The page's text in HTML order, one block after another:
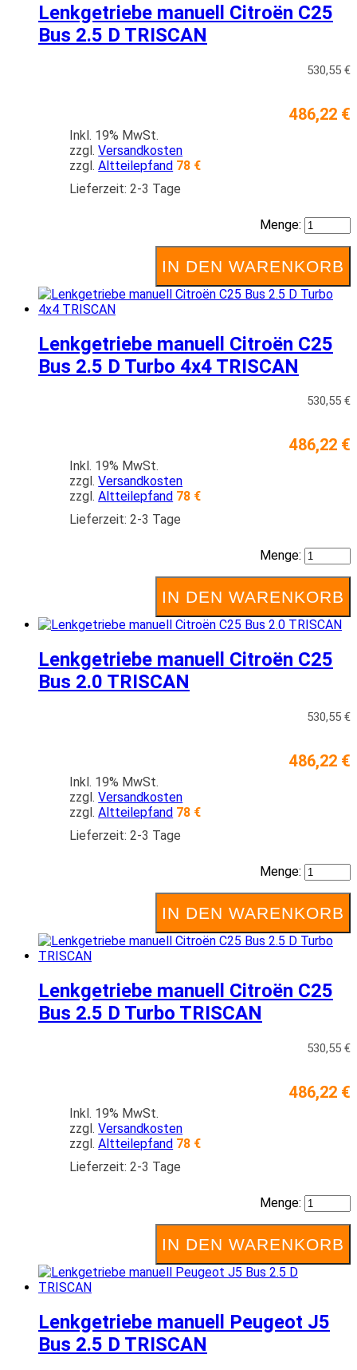
Lenkgetriebe manuell Citroën C25
Bus 2.5 D TRISCAN
530,55 €
486,22 €
Inkl. 19% MwSt.
zzgl.Versandkosten
zzgl.Altteilepfand 78 €
Lieferzeit: 2-3 Tage
Menge:
IN DEN WARENKORB
Lenkgetriebe manuell Citroën C25
Bus 2.5 D Turbo 4x4 TRISCAN
530,55 €
486,22 €
Inkl. 19% MwSt.
zzgl.Versandkosten
zzgl.Altteilepfand 78 €
Lieferzeit: 2-3 Tage
Menge:
IN DEN WARENKORB
Lenkgetriebe manuell Citroën C25
Bus 2.0 TRISCAN
530,55 €
486,22 €
Inkl. 19% MwSt.
zzgl.Versandkosten
zzgl.Altteilepfand 78 €
Lieferzeit: 2-3 Tage
Menge:
IN DEN WARENKORB
Lenkgetriebe manuell Citroën C25
Bus 2.5 D Turbo TRISCAN
530,55 €
486,22 €
Inkl. 19% MwSt.
zzgl.Versandkosten
zzgl.Altteilepfand 78 €
Lieferzeit: 2-3 Tage
Menge:
IN DEN WARENKORB
Lenkgetriebe manuell Peugeot J5
Bus 2.5 D TRISCAN